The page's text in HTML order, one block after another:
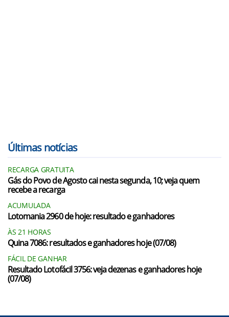
Últimas notícias
RECARGA GRATUITA
Gás do Povo de Agosto cai nesta segunda, 10; veja quem
recebe a recarga
ACUMULADA
Lotomania 2960 de hoje: resultado e ganhadores
ÀS 21 HORAS
Quina 7086: resultados e ganhadores hoje (07/08)
FÁCIL DE GANHAR
Resultado Lotofácil 3756: veja dezenas e ganhadores hoje
(07/08)